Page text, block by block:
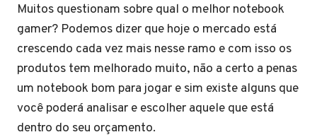
Muitos questionam sobre qual o melhor notebook
gamer? Podemos dizer que hoje o mercado está
crescendo cada vez mais nesse ramo e com isso os
produtos tem melhorado muito, não a certo a penas
um notebook bom para jogar e sim existe alguns que
você poderá analisar e escolher aquele que está
dentro do seu orçamento.